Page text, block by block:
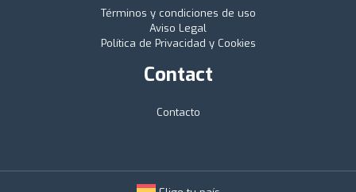
Términos y condiciones de uso
Aviso Legal
Política de Privacidad y Cookies
Contact
Contacto